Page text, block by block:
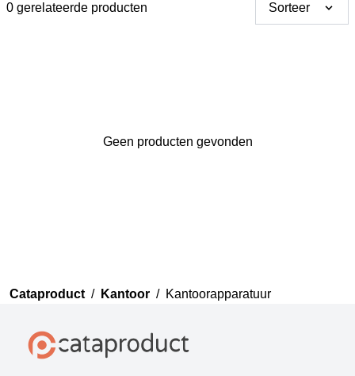
0 gerelateerde producten Sorteer
Geen producten gevonden
Cataproduct / Kantoor / Kantoorapparatuur